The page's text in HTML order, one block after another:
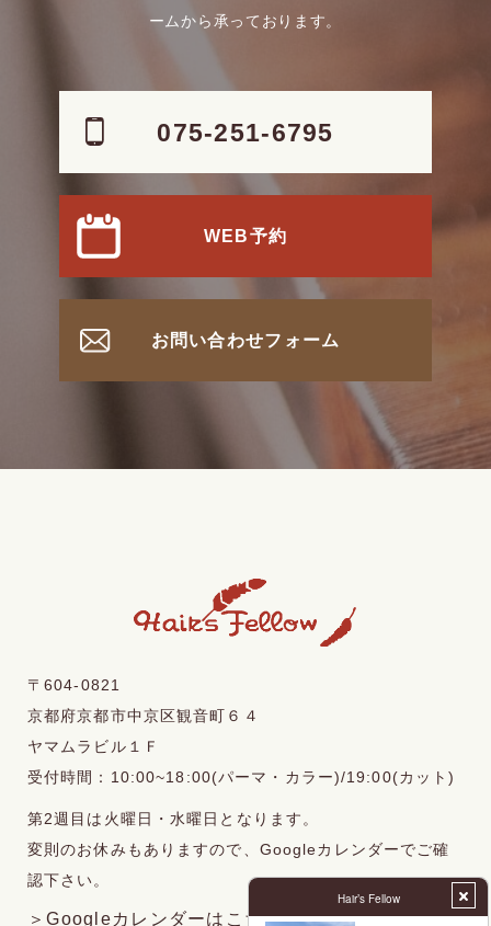
ームから承っております。
075-251-6795
WEB予約
お問い合わせフォーム
〒604-0821
京都府京都市中京区観音町６４
ヤマムラビル１Ｆ
受付時間：10:00~18:00(パーマ・カラー)/19:00(カット)
第2週目は火曜日・水曜日となります。
変則のお休みもありますので、Googleカレンダーでご確
認下さい。
＞Googleカレンダーはこちら